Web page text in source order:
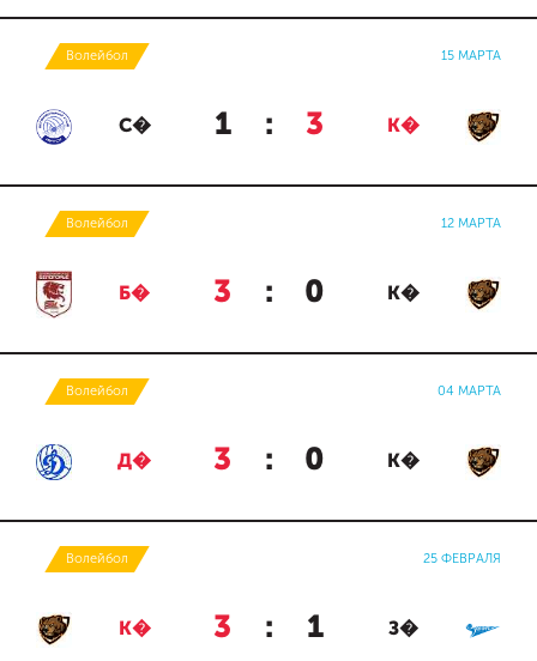
Волейбол 15 МАРТА
С� 1 : 3 К�
Волейбол 12 МАРТА
Б� 3 : 0 К�
Волейбол 04 МАРТА
Д� 3 : 0 К�
Волейбол 25 ФЕВРАЛЯ
К� 3 : 1 З�